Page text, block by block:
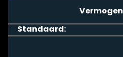
Vermogen
Standaard: